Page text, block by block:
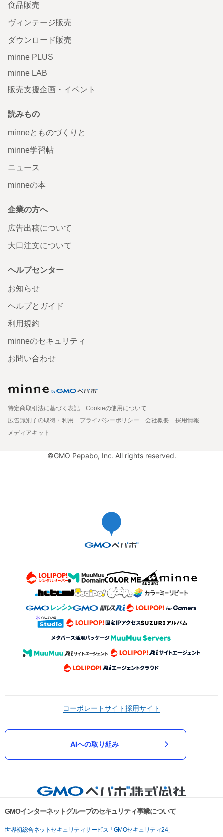
食品販売
ヴィンテージ販売
ダウンロード販売
minne PLUS
minne LAB
販売支援企画・イベント
読みもの
minneとものづくりと
minne学習帖
ニュース
minneの本
企業の方へ
広告出稿について
大口注文について
ヘルプセンター
お知らせ
ヘルプとガイド
利用規約
minneのセキュリティ
お問い合わせ
特定商取引法に基づく表記
Cookieの使用について
広告識別子の取得・利用
プライバシーポリシー 会社概要
採用情報
メディアキット
©GMO Pepabo, Inc. All rights reserved.
コーポレートサイト採用サイト
AIへの取り組み
GMOインターネットグループのセキュリティ事業について
世界初総合ネットセキュリティサービス「GMOセキュリティ24」